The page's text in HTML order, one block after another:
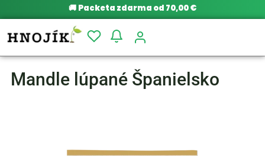
🚚 Packeta zdarma od 70,00 €
Mandle lúpané Španielsko